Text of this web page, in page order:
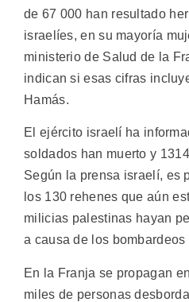
de 67 000 han resultado
israelíes, en su mayoría
ministerio de Salud de la
indican si esas cifras
Hamás.
El ejército israelí ha
soldados han muerto y
Según la prensa israelí, es
los 130 rehenes que aún
milicias palestinas hayan
a causa de los bombardeos
En la Franja se propagan
miles de personas